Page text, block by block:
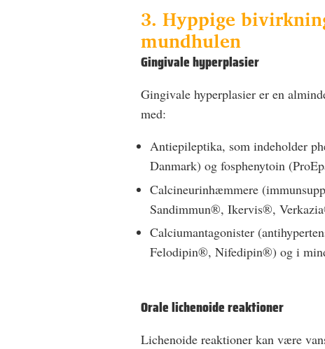
3. Hyppige
mundhulen
Gingivale hyperplasier
Gingivale hyperplasier er en
med:
Antiepileptika, som indeholder
Danmark) og fosphenytoin
Calcineurin­hæmmere
Sandimmun®, Ikervis®,
Calciumantagonister
Felodipin®, Nifedipin®) og i
Orale lichenoide reaktioner
Lichenoide reaktioner kan være